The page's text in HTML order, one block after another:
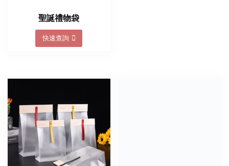
聖誕禮物袋
快速查詢